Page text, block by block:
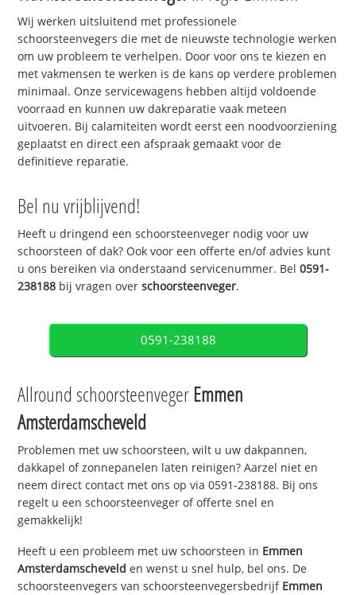
Wij werken uitsluitend met professionele
schoorsteenvegers die met de nieuwste technologie werken
om uw probleem te verhelpen. Door voor ons te kiezen en
met vakmensen te werken is de kans op verdere problemen
minimaal. Onze servicewagens hebben altijd voldoende
voorraad en kunnen uw dakreparatie vaak meteen
uitvoeren. Bij calamiteiten wordt eerst een noodvoorziening
geplaatst en direct een afspraak gemaakt voor de
definitieve reparatie.
Bel nu vrijblijvend!
Heeft u dringend een schoorsteenveger nodig voor uw
schoorsteen of dak? Ook voor een offerte en/of advies kunt
u ons bereiken via onderstaand servicenummer. Bel0591-
238188 bij vragen overschoorsteenveger.
0591-238188
Allround schoorsteenveger Emmen
Amsterdamscheveld
Problemen met uw schoorsteen, wilt u uw dakpannen,
dakkapel of zonnepanelen laten reinigen? Aarzel niet en
neem direct contact met ons op via 0591-238188. Bij ons
regelt u een schoorsteenveger of offerte snel en
gemakkelijk!
Heeft u een probleem met uw schoorsteen in Emmen
Amsterdamscheveld en wenst u snel hulp, bel ons. De
schoorsteenvegers van schoorsteenvegersbedrijf Emmen